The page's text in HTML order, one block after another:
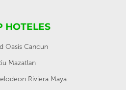
HOTELES
Oasis Cancun
Mazatlan
Riviera Maya